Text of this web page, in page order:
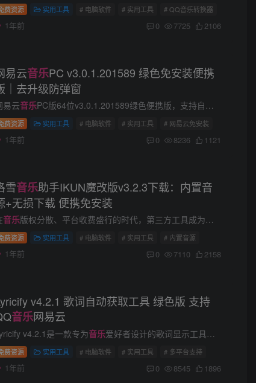
费资源 实用工具 # 电脑软件 # 实用工具 # QQ音乐转换器
1年前 0 7725 2106
易云音乐PC v3.0.1.201589 绿色免安装便携
｜去升级防弹窗
易云音乐PC版64位v3.0.1.201589绿色便携版，支持自定义壁纸与动效播放页，数据强制保存至程序目录。本文提供纯净下载、功能说明、资源占用对比及缺失功能提示，已切断强制升级并删除冗余组件...
费资源 实用工具 # 电脑软件 # 实用工具 # 网易云免安装
1年前 0 8236 1121
雪音乐助手IKUN魔改版v3.2.3下载：内置音
+无损下载 便携免安装​
音乐版权分散、平台收费盛行的时代，第三方工具成为听歌自由的关键。基于开源洛雪音乐开发的IKUN魔改版v3.2.3，突破原版功能限制，内置音源并支持无损下载，彻底解决用户听歌难题。 ​一、核...
费资源 实用工具 # 电脑软件 # 实用工具 # 内置音源
1年前 0 7110 2158
v4.2.1 歌词自动获取工具 绿色版 支持
音乐网易云
v4.2.1是一款专为音乐爱好者设计的歌词显示工具，支持Spotify、QQ音乐、网易云音乐等主流平台，提供滚动歌词同步、本地歌词导入、歌词翻译及图片导出功能。软件绿色免安装，适配Window...
费资源 实用工具 # 电脑软件 # 实用工具 # 多平台支持
1年前 0 8545 1896